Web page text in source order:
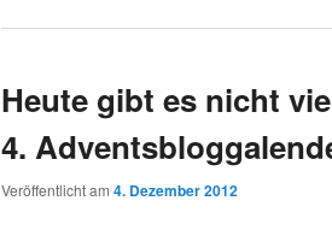
Heute gibt es nicht
4.
Veröffentlicht am 4. Dezember 2012